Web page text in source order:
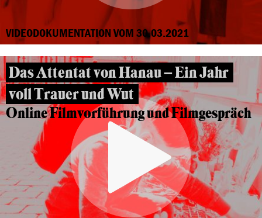
VIDEODOKUMENTATION VOM 30.03.2021
Das Attentat von Hanau – Ein Jahr
voll Trauer und Wut
Online Filmvorführung und Filmgespräch